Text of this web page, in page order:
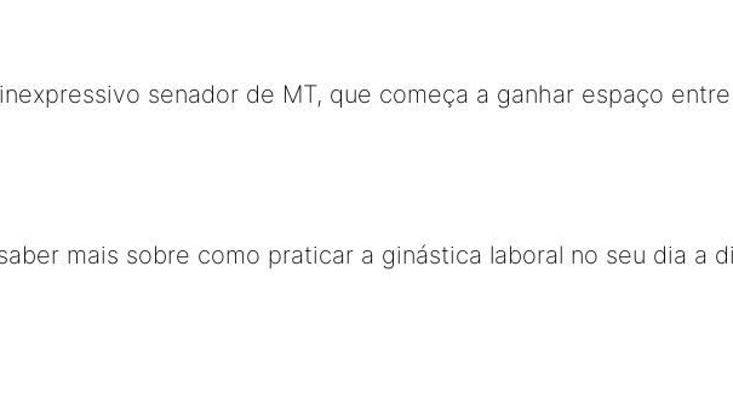
senador de MT, que começa a ganhar espaço
mais sobre como praticar a ginástica laboral no seu dia a